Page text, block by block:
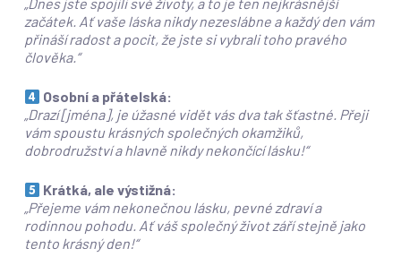
začátek. Ať vaše láska nikdy nezeslábne a každý den vám
přináší radost a pocit, že jste si vybrali toho pravého
člověka.“
Osobní a přátelská:
„Drazí [jména], je úžasné vidět vás dva tak šťastné. Přeji
vám spoustu krásných společných okamžiků,
dobrodružství a hlavně nikdy nekončící lásku!“
Krátká, ale výstižná:
„Přejeme vám nekonečnou lásku, pevné zdraví a
rodinnou pohodu. Ať váš společný život září stejně jako
tento krásný den!“